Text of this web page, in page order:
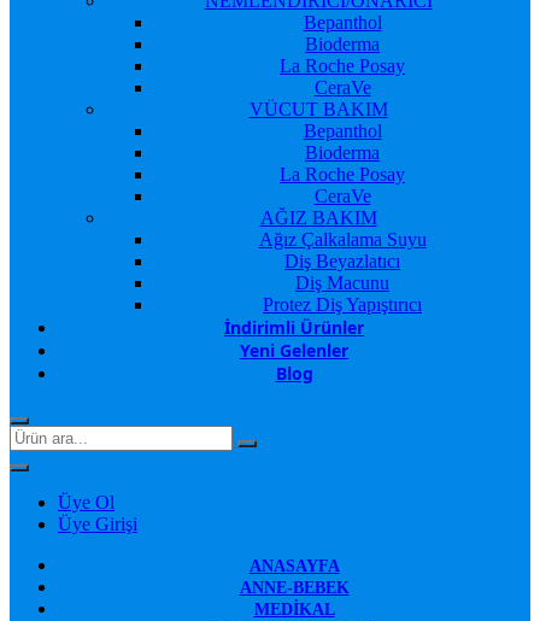
Bepanthol
Bioderma
La Roche Posay
CeraVe
VÜCUT BAKIM
Bepanthol
Bioderma
La Roche Posay
CeraVe
AĞIZ BAKIM
Ağız Çalkalama Suyu
Diş Beyazlatıcı
Diş Macunu
Protez Diş Yapıştırıcı
İndirimli Ürünler
Yeni Gelenler
Blog
Üye Ol
Üye Girişi
ANASAYFA
ANNE-BEBEK
MEDIKAL